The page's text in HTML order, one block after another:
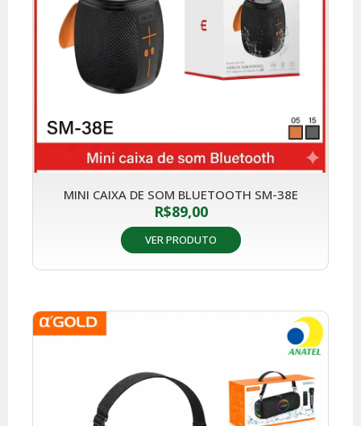
MINI CAIXA DE SOM BLUETOOTH SM-38E
R$89,00
VER PRODUTO